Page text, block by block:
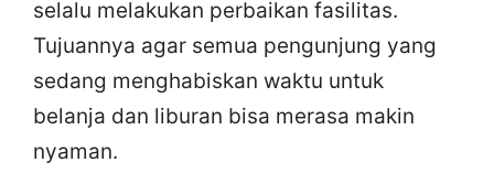
selalu melakukan perbaikan fasilitas.
Tujuannya agar semua pengunjung yang
sedang menghabiskan waktu untuk
belanja dan liburan bisa merasa makin
nyaman.